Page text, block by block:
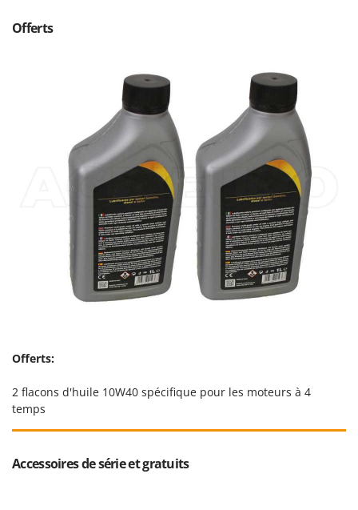
Offerts
Offerts:
2 flacons d'huile 10W40 spécifique pour les moteurs à 4
temps
Accessoires de série et gratuits